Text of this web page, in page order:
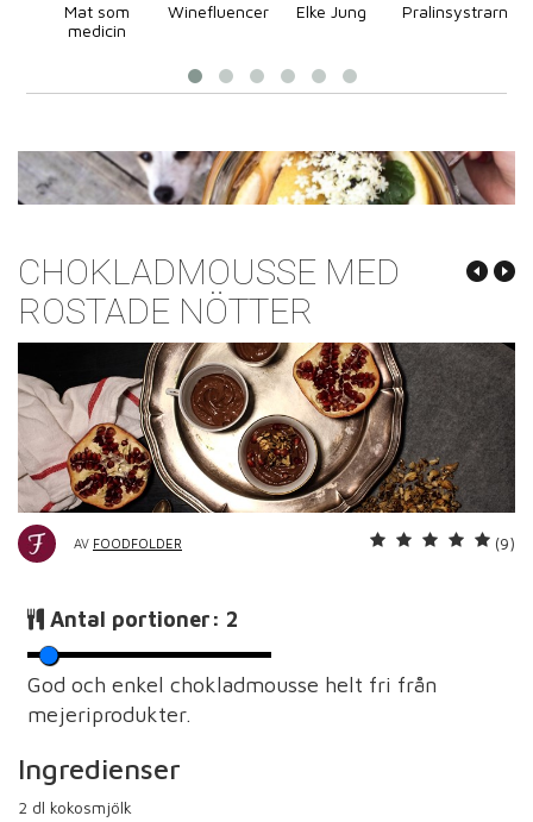
Mat som
medicin
Winefluencer Elke Jung
Pralinsystrarna
CHOKLADMOUSSE MED
ROSTADE NÖTTER
AV FOODFOLDER (9)
Antal portioner: 2
God och enkel chokladmousse helt fri från
mejeriprodukter.
Ingredienser
2 dl kokosmjölk